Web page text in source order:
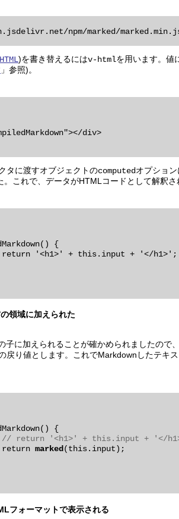
)を書き替えるにはv-htmlを用います。値
」参照)。
div>
タに渡すオブジェクトのcomputedオプショ
これで、データがHTMLコードとして解釈
領域に加えられた
に加えられることが確かめられましたので、
戻り値とします。これでMarkdownしたテキ
// return '<h1>' + this.input + '</
			return
marked (this.input);
フォーマットで表示される